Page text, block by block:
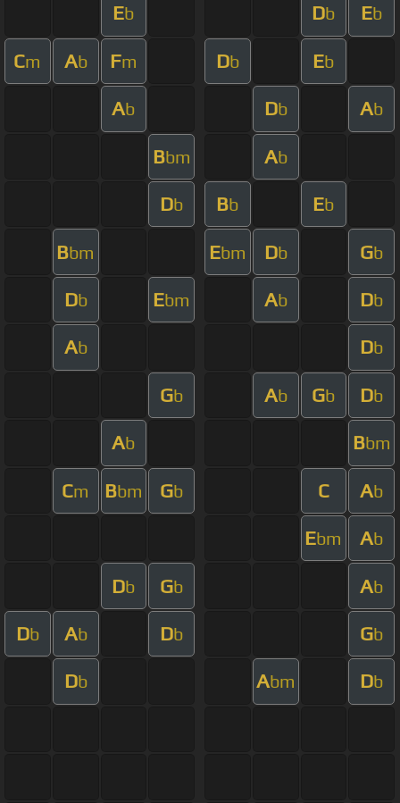
Eb Db Eb
Cm Ab Fm Db Eb
Ab Db Ab
Bbm Ab
Db Bb Eb
Bbm Ebm Db Gb
Db Ebm Ab Db
Ab Db
Gb Ab Gb Db
Ab Bbm
Cm Bbm Gb C Ab
Ebm Ab
Db Gb Ab
Db Ab Db Gb
Db Abm Db